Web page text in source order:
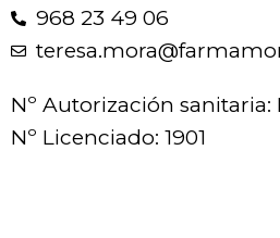
968 23 49 06
Nº Autorización sanitaria:
Nº Licenciado: 1901